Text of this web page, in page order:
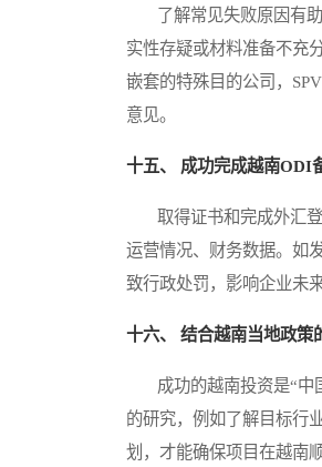
了解常见失败原因有助
实性存疑或材料准备不充
嵌套的特殊目的公司，
意见。
十五、 成功完成越南ODI
取得证书和完成外汇登
运营情况、财务数据。如
致行政处罚，影响企业未
十六、 结合越南当地政策
成功的越南投资是“中国
的研究，例如了解目标行
划，才能确保项目在越南